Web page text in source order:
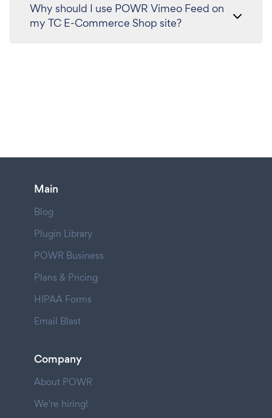
Why should I use POWR Vimeo Feed on
my TC E-Commerce Shop site?
Main
Blog
Plugin Library
POWR Business
Plans & Pricing
HIPAA Forms
Email Blast
Company
About POWR
We're hiring!